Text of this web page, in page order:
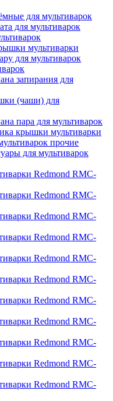
для мультиварок
для мультиварок
мультиварки
для мультиварок
запирания для
(чаши) для
пара для мультиварок
крышки мультиварки
прочие
для мультиварок
Redmond RMC-
Redmond RMC-
Redmond RMC-
Redmond RMC-
Redmond RMC-
Redmond RMC-
Redmond RMC-
Redmond RMC-
Redmond RMC-
Redmond RMC-
Redmond RMC-